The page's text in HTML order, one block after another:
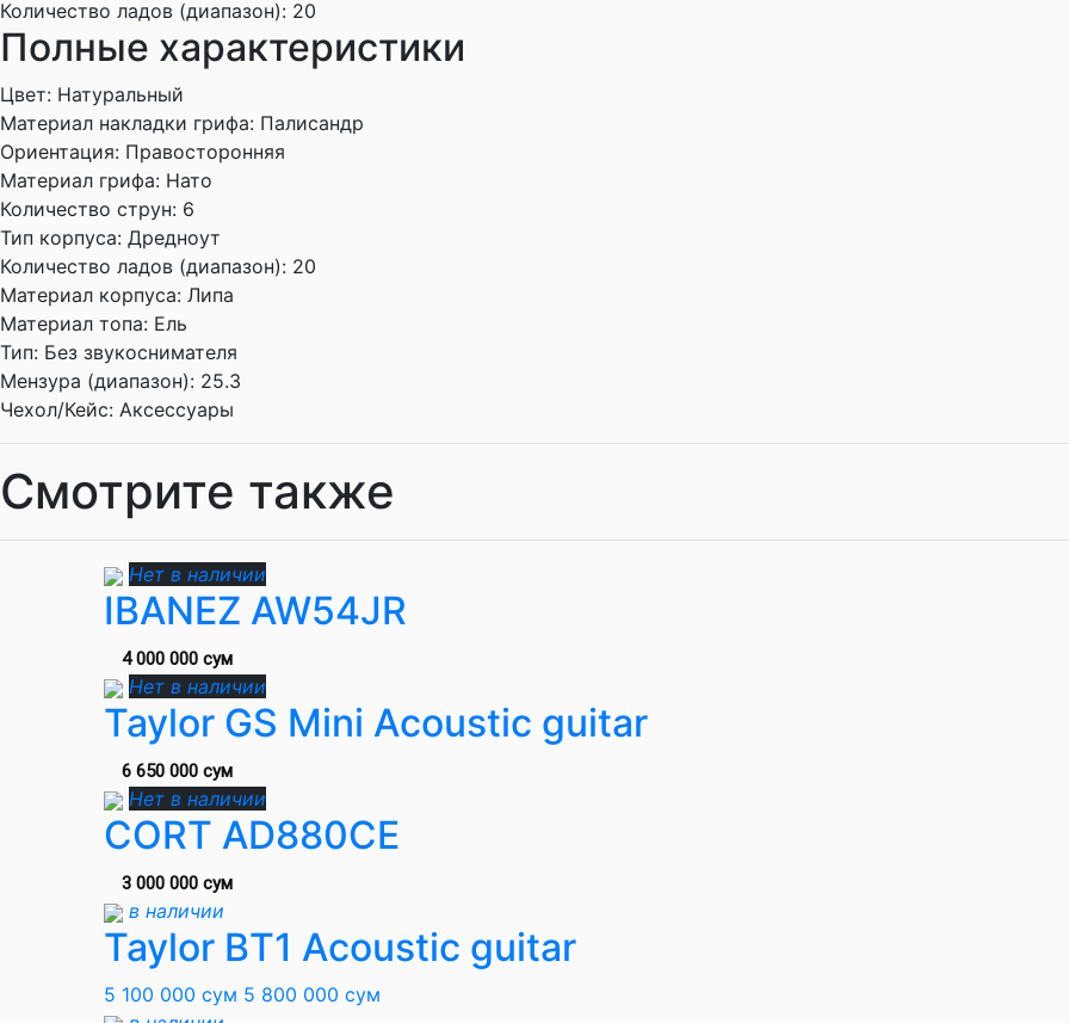
Количество ладов (диапазон): 20
Полные характеристики
Цвет: Натуральный
Материал накладки грифа: Палисандр
Ориентация: Правосторонняя
Материал грифа: Нато
Количество струн: 6
Тип корпуса: Дредноут
Количество ладов (диапазон): 20
Материал корпуса: Липа
Материал топа: Ель
Тип: Без звукоснимателя
Мензура (диапазон): 25.3
Чехол/Кейс: Аксессуары
Смотрите также
Нет в наличии
IBANEZ AW54JR
4 000 000 сум
Нет в наличии
Taylor GS Mini Acoustic guitar
6 650 000 сум
Нет в наличии
CORT AD880CE
3 000 000 сум
в наличии
Taylor BT1 Acoustic guitar
5 100 000 сум 5 800 000 сум